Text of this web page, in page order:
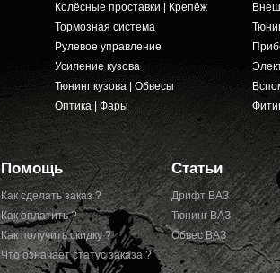
Колёсные проставки | Крепёж
Тормозная система
Рулевое управление
Усиление кузова
Тюнинг кузова | Обвесы
Оптика | Фары
Помощь
Как сделать заказ ?
Как оплатить ?
Как получить скидку ?
Что означает статус заказа ?
Статьи
Дрифт ВАЗ
Тюнинг ВАЗ
Обвес ВАЗ